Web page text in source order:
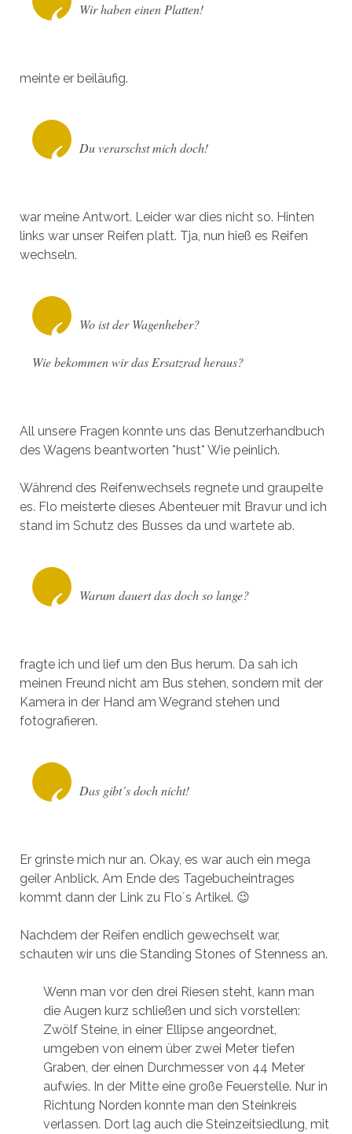
Wir haben einen Platten!
meinte er beiläufig.
Du verarschst mich doch!
war meine Antwort. Leider war dies nicht so. Hinten
links war unser Reifen platt. Tja, nun hieß es Reifen
wechseln.
Wo ist der Wagenheber?
Wie bekommen wir das Ersatzrad heraus?
All unsere Fragen konnte uns das Benutzerhandbuch
des Wagens beantworten *hust* Wie peinlich.
Während des Reifenwechsels regnete und graupelte
es. Flo meisterte dieses Abenteuer mit Bravur und ich
stand im Schutz des Busses da und wartete ab.
Warum dauert das doch so lange?
fragte ich und lief um den Bus herum. Da sah ich
meinen Freund nicht am Bus stehen, sondern mit der
Kamera in der Hand am Wegrand stehen und
fotografieren.
Das gibt´s doch nicht!
Er grinste mich nur an. Okay, es war auch ein mega
geiler Anblick. Am Ende des Tagebucheintrages
kommt dann der Link zu Flo´s Artikel. 😉
Nachdem der Reifen endlich gewechselt war,
schauten wir uns die Standing Stones of Stenness an.
Wenn man vor den drei Riesen steht, kann man
die Augen kurz schließen und sich vorstellen:
Zwölf Steine, in einer Ellipse angeordnet,
umgeben von einem über zwei Meter tiefen
Graben, der einen Durchmesser von 44 Meter
aufwies. In der Mitte eine große Feuerstelle. Nur in
Richtung Norden konnte man den Steinkreis
verlassen. Dort lag auch die Steinzeitsiedlung, mit